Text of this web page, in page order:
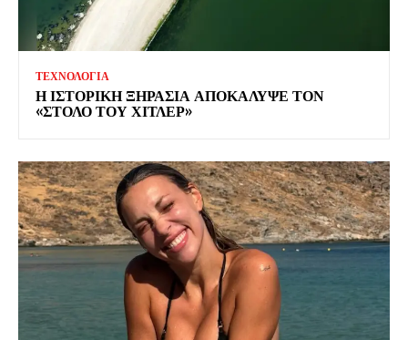
ΤΕΧΝΟΛΟΓΙΑ
Η ΙΣΤΟΡΙΚΗ ΞΗΡΑΣΙΑ ΑΠΟΚΑΛΥΨΕ ΤΟΝ
«ΣΤΟΛΟ ΤΟΥ ΧΙΤΛΕΡ»